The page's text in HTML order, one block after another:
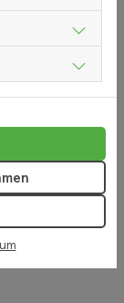
von
wünschen
du dein
Interessen